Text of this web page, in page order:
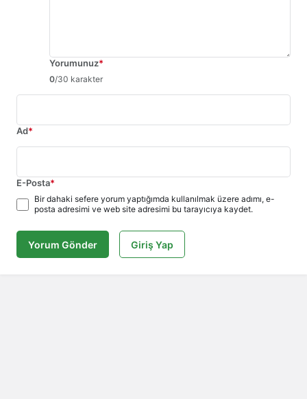
Yorumunuz*
0/30 karakter
Ad*
E-Posta*
Bir dahaki sefere yorum yaptığımda kullanılmak üzere adımı, e-
posta adresimi ve web site adresimi bu tarayıcıya kaydet.
Yorum Gönder Giriş Yap